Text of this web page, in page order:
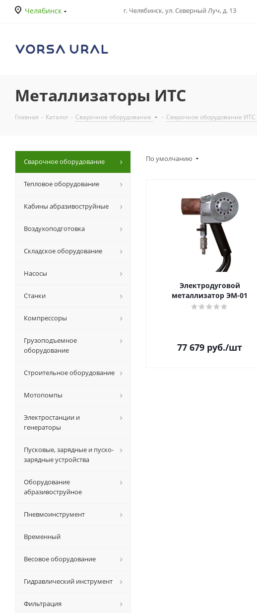
Челябинск г. Челябинск, ул. Северный Луч, д. 13
Металлизаторы ИТС
Главная - Каталог - Сварочное оборудование - Сварочное оборудование ИТС
По умолчанию
Электродуговой
металлизатор ЭМ-01
77 679 руб./шт
Сварочное оборудование
Тепловое оборудование
Кабины абразивоструйные
Воздухоподготовка
Складское оборудование
Насосы
Станки
Компрессоры
Грузоподъемное
оборудование
Строительное оборудование
Мотопомпы
Электростанции и
генераторы
Пусковые, зарядные и пуско-
зарядные устройства
Оборудование
абразивоструйное
Пневмоинструмент
Временный
Весовое оборудование
Гидравлический инструмент
Фильтрация